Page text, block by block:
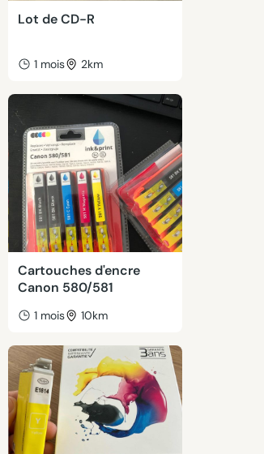
Lot de CD-R
1 mois 2km
Cartouches d'encre
Canon 580/581
1 mois 10km